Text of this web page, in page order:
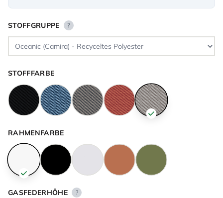
STOFFGRUPPE ?
STOFFFARBE
RAHMENFARBE
GASFEDERHÖHE ?